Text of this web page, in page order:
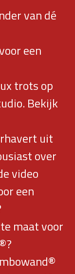
van dé
een
trots op
Bekijk
uit
over
video
een
maat voor